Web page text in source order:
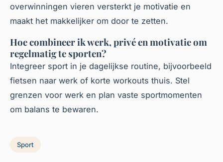
overwinningen vieren versterkt je motivatie en
maakt het makkelijker om door te zetten.
Hoe combineer ik werk, privé en motivatie om
regelmatig te sporten?
Integreer sport in je dagelijkse routine, bijvoorbeeld
fietsen naar werk of korte workouts thuis. Stel
grenzen voor werk en plan vaste sportmomenten
om balans te bewaren.
Sport